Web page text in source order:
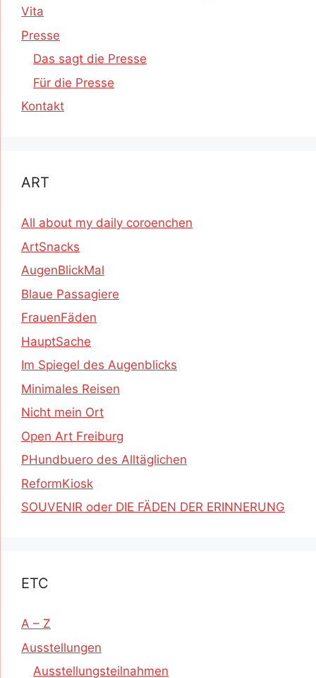
Vita
Presse
Das sagt die Presse
Für die Presse
Kontakt
ART
All about my daily coroenchen
ArtSnacks
AugenBlickMal
Blaue Passagiere
FrauenFäden
HauptSache
Im Spiegel des Augenblicks
Minimales Reisen
Nicht mein Ort
Open Art Freiburg
PHundbuero des Alltäglichen
ReformKiosk
SOUVENIR oder DIE FÄDEN DER ERINNERUNG
ETC
A – Z
Ausstellungen
Ausstellungsteilnahmen